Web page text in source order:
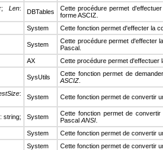
Len:
DBTables Cette procédure permet
forme ASCIZ.
System Cette fonction permet d'effecter la
System Cette procédure permet d'effecter
Pascal.
AX Cette procédure permet d'effectuer
SysUtils Cette fonction permet de
ASCIZ
:
System Cette fonction permet de convertir
string; System Cette fonction permet de
Pascal ANSI
System Cette fonction permet de convertir
System Cette fonction permet de convertir